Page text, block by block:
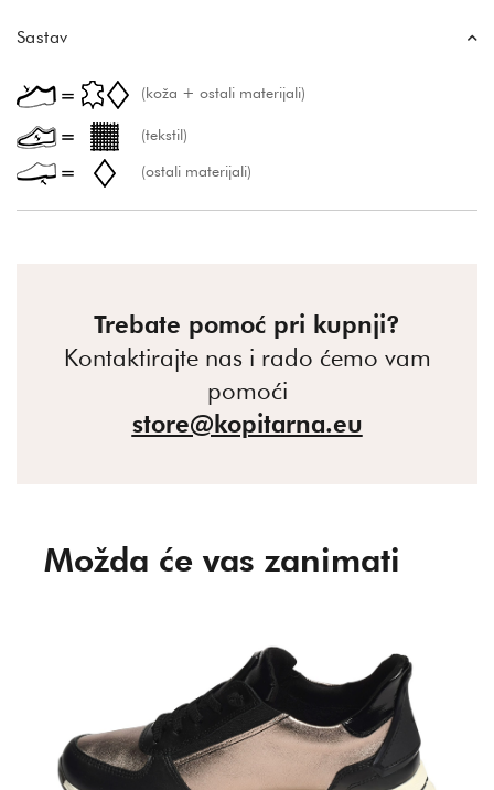
Sastav
(koža + ostali materijali)
(tekstil)
(ostali materijali)
Trebate pomoć pri kupnji?
Kontaktirajte nas i rado ćemo vam
pomoći
store@kopitarna.eu
Možda će vas zanimati